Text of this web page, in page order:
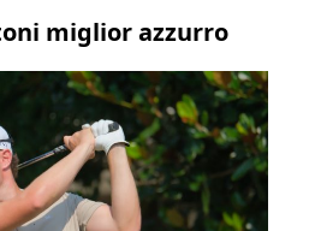
miglior azzurro